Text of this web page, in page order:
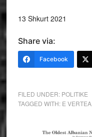
13 Shkurt 2021
Share via:
Facebook
FILED UNDER: POLITIKE
TAGGED WITH: E VERTEA,